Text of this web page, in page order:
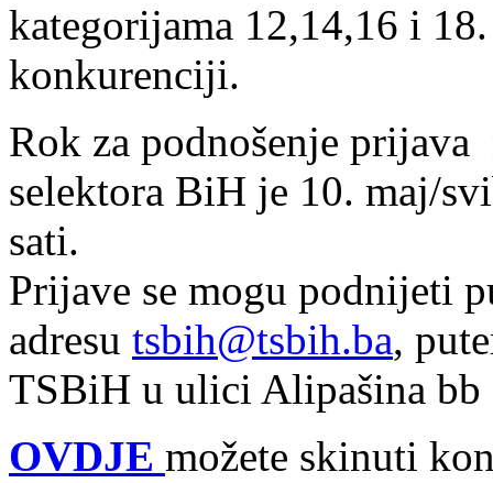
kategorijama 12,14,16 i
konkurenciji.
Rok za podnošenje
selektora BiH je 10. maj/
sati.
Prijave se mogu podnijeti
adresu tsbih@tsbih.ba,
TSBiH u ulici Alipašina
OVDJE možete skinuti